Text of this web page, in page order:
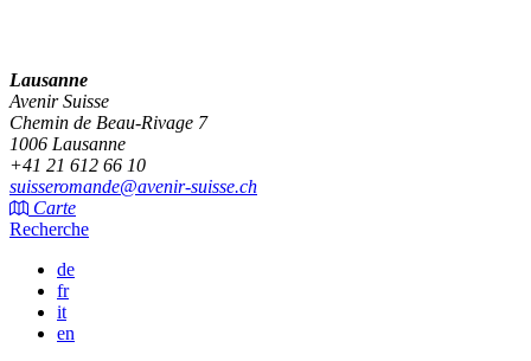
Lausanne
Avenir Suisse
Chemin de Beau-Rivage 7
1006 Lausanne
+41 21 612 66 10
suisseromande@avenir-suisse.ch
Carte
Recherche
de
fr
it
en